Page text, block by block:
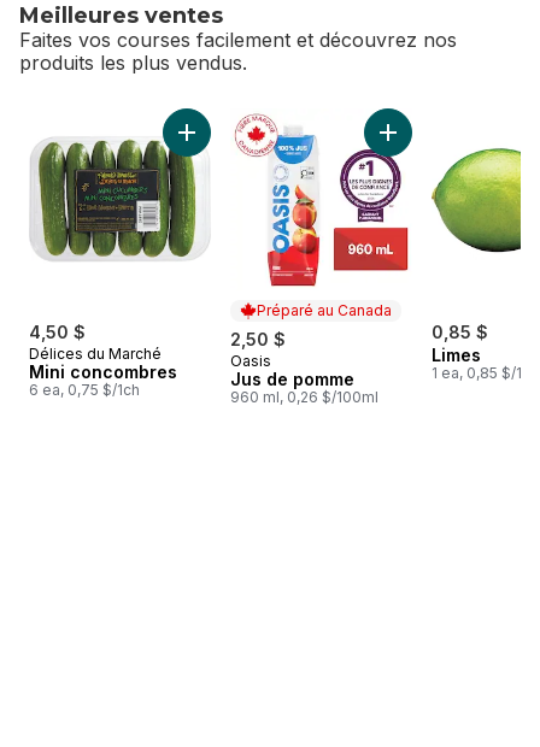
Meilleures ventes
Faites vos courses facilement et découvrez nos
produits les plus vendus.
sauter Meilleures ventes
4,50 $
Délices du Marché
Mini concombres
6 ea, 0,75 $/1ch
Ajouter Mini concombres au panier
Préparé au Canada
2,50 $
Préparé au Canada
Oasis
Jus de pomme
960 ml, 0,26 $/100ml
Ajouter Jus de
0,85 $
Limes
1 ea, 0,85 $/1ch